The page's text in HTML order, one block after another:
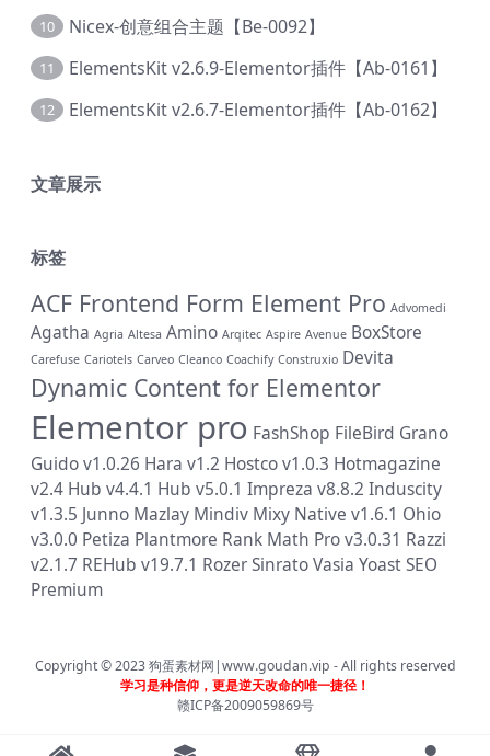
10 Nicex-创意组合主题【Be-0092】
11 ElementsKit v2.6.9-Elementor插件【Ab-0161】
12 ElementsKit v2.6.7-Elementor插件【Ab-0162】
文章展示
标签
ACF Frontend Form Element Pro Advomedi
Agatha Agria Altesa Amino Arqitec Aspire Avenue BoxStore
Carefuse Cariotels Carveo Cleanco Coachify Construxio Devita
Dynamic Content for Elementor
Elementor pro FashShop FileBird Grano
Guido v1.0.26 Hara v1.2 Hostco v1.0.3 Hotmagazine
v2.4 Hub v4.4.1 Hub v5.0.1 Impreza v8.8.2 Induscity
v1.3.5 Junno Mazlay Mindiv Mixy Native v1.6.1 Ohio
v3.0.0 Petiza Plantmore Rank Math Pro v3.0.31 Razzi
v2.1.7 REHub v19.7.1 RozerSinratoVasia Yoast SEO
Premium
Copyright © 2023狗蛋素材网|www.goudan.vip - All rights reserved
学习是种信仰，更是逆天改命的唯一捷径！
赣ICP备2009059869号